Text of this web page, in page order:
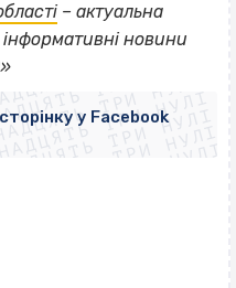
– актуальна
новини
ТРИ НУЛІ
ТРИ НУЛІ
ТРИ НУЛІ
ТРИ НУЛІ
ТРИ НУЛІ
ТРИ НУЛІ
ТРИ НУЛІ
ТРИ НУЛІ
у Facebook